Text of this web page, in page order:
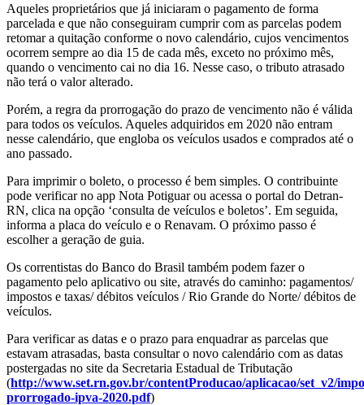
Aqueles proprietários que já iniciaram o pagamento de forma
parcelada e que não conseguiram cumprir com as parcelas podem
retomar a quitação conforme o novo calendário, cujos vencimentos
ocorrem sempre ao dia 15 de cada mês, exceto no próximo mês,
quando o vencimento cai no dia 16. Nesse caso, o tributo atrasado
não terá o valor alterado.
Porém, a regra da prorrogação do prazo de vencimento não é válida
para todos os veículos. Aqueles adquiridos em 2020 não entram
nesse calendário, que engloba os veículos usados e comprados até o
ano passado.
Para imprimir o boleto, o processo é bem simples. O contribuinte
pode verificar no app Nota Potiguar ou acessa o portal do Detran-
RN, clica na opção ‘consulta de veículos e boletos’. Em seguida,
informa a placa do veículo e o Renavam. O próximo passo é
escolher a geração de guia.
Os correntistas do Banco do Brasil também podem fazer o
pagamento pelo aplicativo ou site, através do caminho: pagamentos/
impostos e taxas/ débitos veículos / Rio Grande do Norte/ débitos de
veículos.
Para verificar as datas e o prazo para enquadrar as parcelas que
estavam atrasadas, basta consultar o novo calendário com as datas
postergadas no site da Secretaria Estadual de Tributação
(http://www.set.rn.gov.br/contentProducao/aplicacao/set_v2/
prorrogado-ipva-2020.pdf)